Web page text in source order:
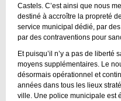
Castels. C’est ainsi que nous
destiné à accroître la propreté
service municipal dédié, par
par des contraventions pour
Et puisqu’il n’y a pas de liberté
moyens supplémentaires. Le
désormais opérationnel et
années dans tous les lieux
ville. Une police municipale est